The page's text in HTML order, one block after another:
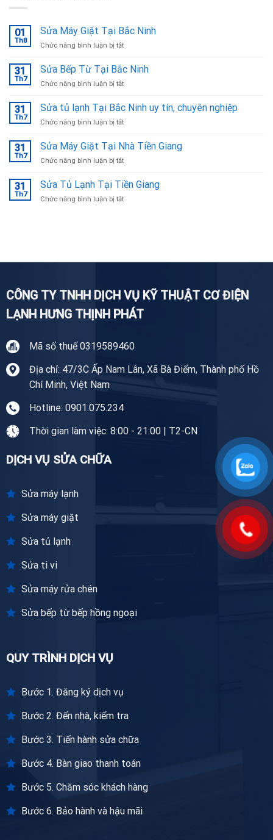
01
Th8
Sửa Máy Giặt Tại Bắc Ninh
Chức năng bình luận bị tắtở
Máy
Tại
Ninh
31
Th7
Sửa Bếp Từ Tại Bắc Ninh
Chức năng bình luận bị tắtở
Bếp
Tại
Ninh
31
Th7
Sửa tủ lạnh Tại Bắc Ninh uy tín, chuyên nghiệp
Chức năng bình luận bị tắtở
tủ
Tại
Ninh
31
Th7
Sửa Máy Giặt Tại Nhà Tiền Giang
Chức năng bình luận bị tắtở
Máy
Tại
31
Th7
Sửa Tủ Lạnh Tại Tiền Giang
Chức năng bình luận bị tắtở
Giang
CÔNG TY TNHH DỊCH VỤ KỸ THUẬT CƠ ĐIỆN
LẠNH HƯNG THỊNH PHÁT
Mã số thuế 0319589460
Địa chỉ: 47/3C Ấp Nam Lân, Xã Bà Điểm, Thành phố Hồ
Chí Minh, Việt Nam
Hotline: 0901.075.234
Thời gian làm việc: 8:00 - 21:00 | T2-CN
DỊCH VỤ SỬA CHỮA
Sửa máy lạnh
Sửa máy giặt
Sửa tủ lạnh
Sửa ti vi
Sửa máy rửa chén
Sửa bếp từ bếp hồng ngoại
QUY TRÌNH DỊCH VỤ
Bước 1. Đăng ký dịch vụ
Bước 2. Đến nhà, kiểm tra
Bước 3. Tiến hành sửa chữa
Bước 4. Bàn giao thanh toán
Bước 5. Chăm sóc khách hàng
Bước 6. Bảo hành và hậu mãi